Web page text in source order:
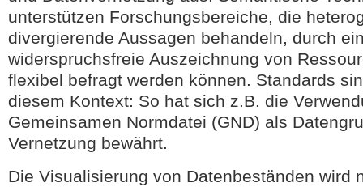
unterstützen Forschungsbereiche, die
divergierende Aussagen behandeln, durch
widerspruchsfreie Auszeichnung von
flexibel befragt werden können. Standards
diesem Kontext: So hat sich z.B. die
Gemeinsamen Normdatei (GND) als
Vernetzung bewährt.
Die Visualisierung von Datenbeständen wird